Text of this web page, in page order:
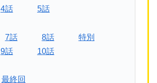
4話 5話
7話 8話
特別
9話 10話
最終回